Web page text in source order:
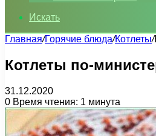
Искать
Главная/Горячие блюда/Котлеты/
Котлеты по-
31.12.2020
0 Время чтения: 1 минута